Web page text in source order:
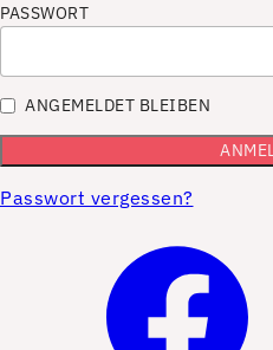
PASSWORT
ANGEMELDET BLEIBEN
Passwort vergessen?